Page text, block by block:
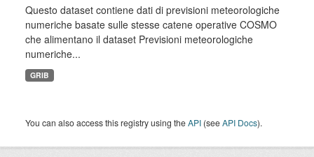
Questo dataset contiene dati di previsioni meteorologiche
numeriche basate sulle stesse catene operative COSMO
che alimentano il dataset Previsioni meteorologiche
numeriche...
GRIB
You can also access this registry using theAPI (seeAPI Docs).